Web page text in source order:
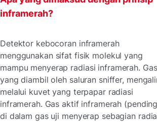
inframerah?
Detektor kebocoran inframerah
menggunakan sifat fisik molekul yang
mampu menyerap radiasi inframerah.
yang diambil oleh saluran sniffer,
melalui kuvet yang terpapar radiasi
inframerah. Gas aktif inframerah
di dalam gas uji menyerap sebagian